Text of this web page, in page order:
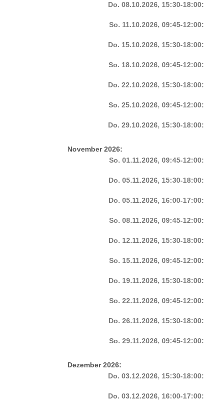
Do. 08.10.2026, 15:30-18:00:
So. 11.10.2026, 09:45-12:00:
Do. 15.10.2026, 15:30-18:00:
So. 18.10.2026, 09:45-12:00:
Do. 22.10.2026, 15:30-18:00:
So. 25.10.2026, 09:45-12:00:
Do. 29.10.2026, 15:30-18:00:
November 2026:
So. 01.11.2026, 09:45-12:00:
Do. 05.11.2026, 15:30-18:00:
Do. 05.11.2026, 16:00-17:00:
So. 08.11.2026, 09:45-12:00:
Do. 12.11.2026, 15:30-18:00:
So. 15.11.2026, 09:45-12:00:
Do. 19.11.2026, 15:30-18:00:
So. 22.11.2026, 09:45-12:00:
Do. 26.11.2026, 15:30-18:00:
So. 29.11.2026, 09:45-12:00:
Dezember 2026:
Do. 03.12.2026, 15:30-18:00:
Do. 03.12.2026, 16:00-17:00: